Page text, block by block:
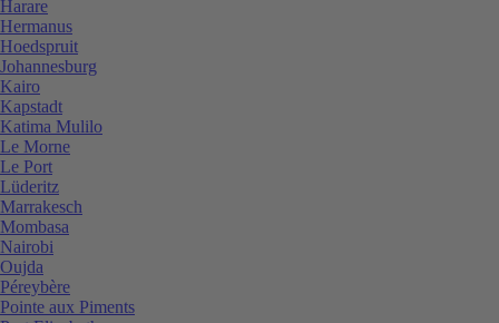
Harare
Hermanus
Hoedspruit
Johannesburg
Kairo
Kapstadt
Katima Mulilo
Le Morne
Le Port
Lüderitz
Marrakesch
Mombasa
Nairobi
Oujda
Péreybère
Pointe aux Piments